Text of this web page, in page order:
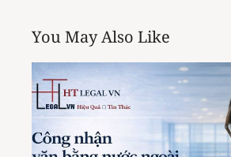
You May Also Like